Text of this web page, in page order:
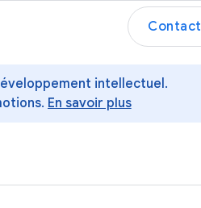
Contact
intellectuel.
En savoir plus